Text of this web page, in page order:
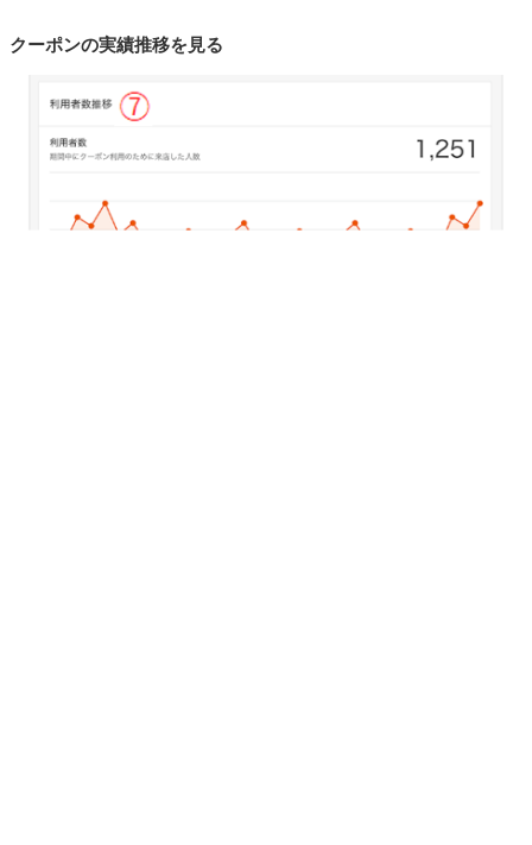
クーポンの実績推移を見る